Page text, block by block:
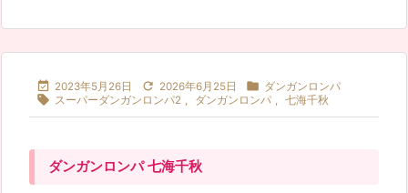
 2023年5月26日  2026年6月25日  ダンガンロンパ
 スーパーダンガンロンパ2 , ダンガンロンパ , 七海千秋
ダンガンロンパ 七海千秋